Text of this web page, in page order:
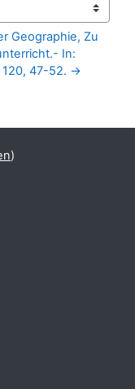
Geographie, Zu
In:
120, 47-52. →
)